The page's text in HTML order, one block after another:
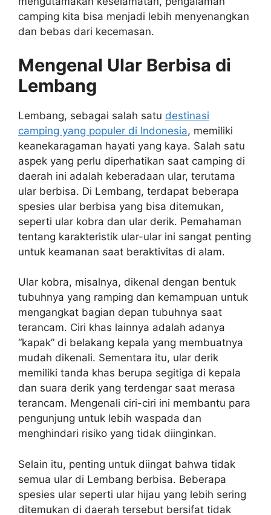
camping kita bisa menjadi lebih menyenangkan
dan bebas dari kecemasan.
Mengenal Ular Berbisa di
Lembang
Lembang, sebagai salah satu destinasi
camping yang populer di Indonesia, memiliki
keanekaragaman hayati yang kaya. Salah satu
aspek yang perlu diperhatikan saat camping di
daerah ini adalah keberadaan ular, terutama
ular berbisa. Di Lembang, terdapat beberapa
spesies ular berbisa yang bisa ditemukan,
seperti ular kobra dan ular derik. Pemahaman
tentang karakteristik ular-ular ini sangat penting
untuk keamanan saat beraktivitas di alam.
Ular kobra, misalnya, dikenal dengan bentuk
tubuhnya yang ramping dan kemampuan untuk
mengangkat bagian depan tubuhnya saat
terancam. Ciri khas lainnya adalah adanya
“kapak” di belakang kepala yang membuatnya
mudah dikenali. Sementara itu, ular derik
memiliki tanda khas berupa segitiga di kepala
dan suara derik yang terdengar saat merasa
terancam. Mengenali ciri-ciri ini membantu para
pengunjung untuk lebih waspada dan
menghindari risiko yang tidak diinginkan.
Selain itu, penting untuk diingat bahwa tidak
semua ular di Lembang berbisa. Beberapa
spesies ular seperti ular hijau yang lebih sering
ditemukan di daerah tersebut bersifat tidak